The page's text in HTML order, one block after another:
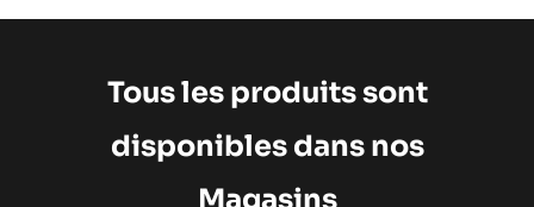
Tous les produits sont
disponibles dans nos
Magasins